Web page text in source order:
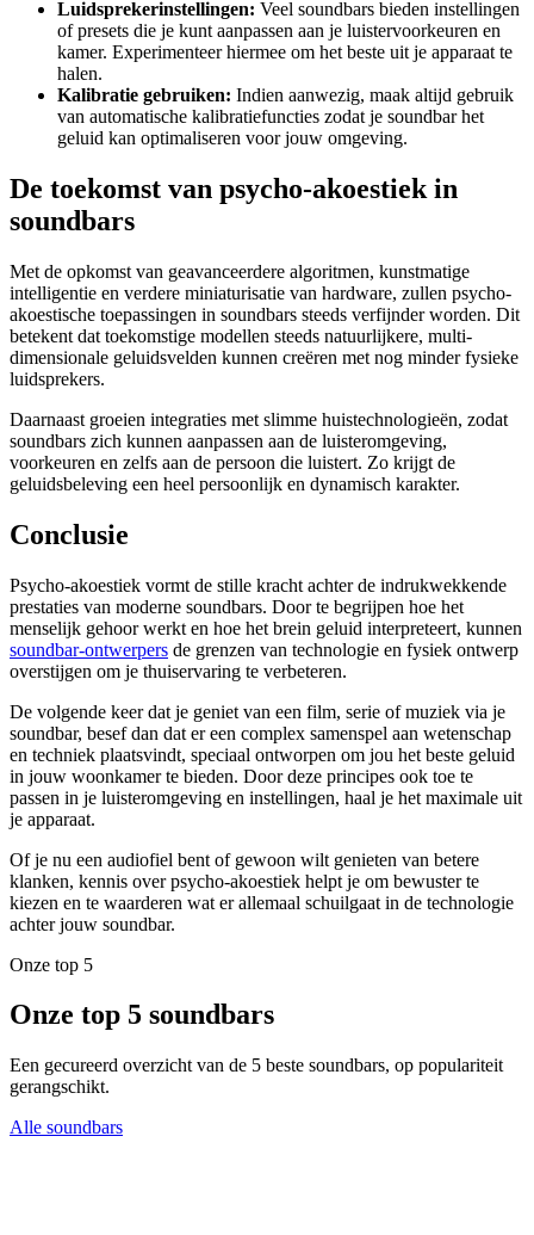
Luidsprekerinstellingen: Veel soundbars bieden instellingen
of presets die je kunt aanpassen aan je luistervoorkeuren en
kamer. Experimenteer hiermee om het beste uit je apparaat te
halen.
Kalibratie gebruiken: Indien aanwezig, maak altijd gebruik
van automatische kalibratiefuncties zodat je soundbar het
geluid kan optimaliseren voor jouw omgeving.
De toekomst van psycho-akoestiek in
soundbars
Met de opkomst van geavanceerdere algoritmen, kunstmatige
intelligentie en verdere miniaturisatie van hardware, zullen psycho-
akoestische toepassingen in soundbars steeds verfijnder worden. Dit
betekent dat toekomstige modellen steeds natuurlijkere, multi-
dimensionale geluidsvelden kunnen creëren met nog minder fysieke
luidsprekers.
Daarnaast groeien integraties met slimme huistechnologieën, zodat
soundbars zich kunnen aanpassen aan de luisteromgeving,
voorkeuren en zelfs aan de persoon die luistert. Zo krijgt de
geluidsbeleving een heel persoonlijk en dynamisch karakter.
Conclusie
Psycho-akoestiek vormt de stille kracht achter de indrukwekkende
prestaties van moderne soundbars. Door te begrijpen hoe het
menselijk gehoor werkt en hoe het brein geluid interpreteert, kunnen
soundbar-ontwerpers de grenzen van technologie en fysiek ontwerp
overstijgen om je thuiservaring te verbeteren.
De volgende keer dat je geniet van een film, serie of muziek via je
soundbar, besef dan dat er een complex samenspel aan wetenschap
en techniek plaatsvindt, speciaal ontworpen om jou het beste geluid
in jouw woonkamer te bieden. Door deze principes ook toe te
passen in je luisteromgeving en instellingen, haal je het maximale uit
je apparaat.
Of je nu een audiofiel bent of gewoon wilt genieten van betere
klanken, kennis over psycho-akoestiek helpt je om bewuster te
kiezen en te waarderen wat er allemaal schuilgaat in de technologie
achter jouw soundbar.
Onze top 5
Onze top 5 soundbars
Een gecureerd overzicht van de 5 beste soundbars, op populariteit
gerangschikt.
Alle soundbars